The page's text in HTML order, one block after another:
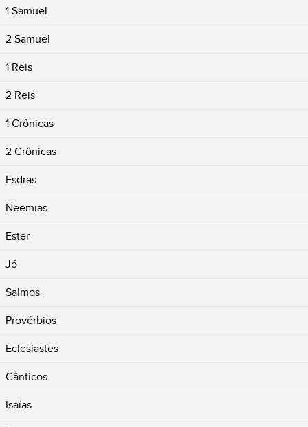
1 Samuel
2 Samuel
1 Reis
2 Reis
1 Crônicas
2 Crônicas
Esdras
Neemias
Ester
Jó
Salmos
Provérbios
Eclesiastes
Cânticos
Isaías